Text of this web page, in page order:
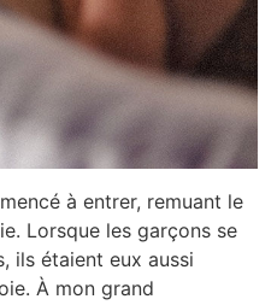
à entrer, remuant le
Lorsque les garçons se
ils étaient eux aussi
À mon grand